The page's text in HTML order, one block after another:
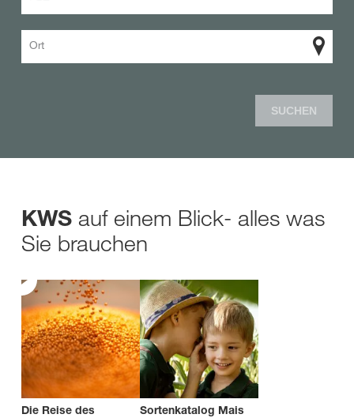
Ort
SUCHEN
KWS auf einem Blick- alles was
Sie brauchen
Die Reise des
Sortenkatalog Mais